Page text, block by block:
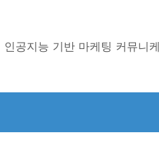
인공지능 기반 마케팅 커뮤니